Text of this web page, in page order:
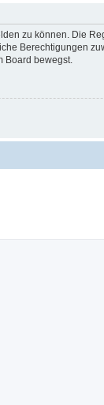
zu können. Die
Berechtigungen
Board bewegst.